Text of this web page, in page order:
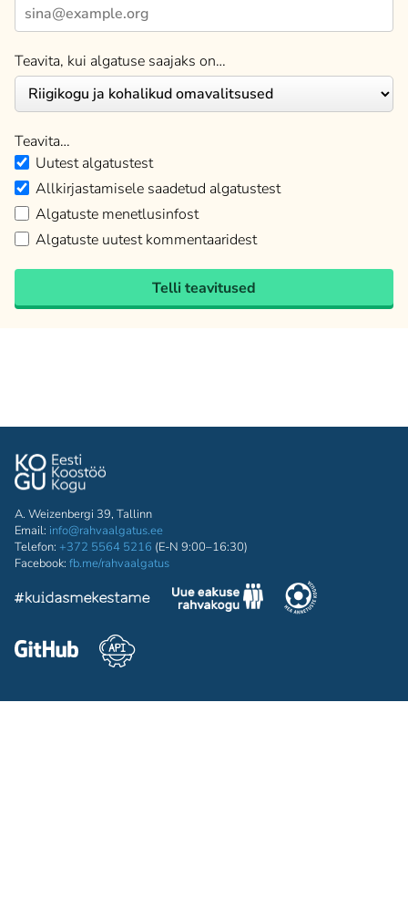
Teavita, kui algatuse saajaks on…
Teavita…
Uutest algatustest
Allkirjastamisele saadetud algatustest
Algatuste menetlusinfost
Algatuste uutest kommentaaridest
Telli teavitused
A. Weizenbergi 39, Tallinn
Email: info@rahvaalgatus.ee
Telefon: +372 5564 5216 (E-N 9:00–16:30)
Facebook: fb.me/rahvaalgatus